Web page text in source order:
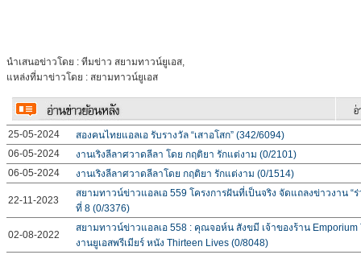
นำเสนอข่าวโดย : ทีมข่าว สยามทาวน์ยูเอส,
แหล่งที่มาข่าวโดย : สยามทาวน์ยูเอส
25-05-2024
สองคนไทยแอลเอ รับรางวัล “เสาอโสก” (342/6094)
06-05-2024
งานเริงลีลาศวาดลีลา โดย กฤติยา รักแต่งาม (0/2101)
06-05-2024
งานเริงลีลาศวาดลีลาโดย กฤติยา รักแต่งาม (0/1514)
22-11-2023
สยามทาวน์ข่าวแอลเอ 559 โครงการฝันที่เป็นจริง จัดแถลงข่าวงาน “
ที่ 8 (0/3376)
02-08-2022
สยามทาวน์ข่าวแอลเอ 558 : คุณจอห์น สังขมี เจ้าของร้าน Emporium
งานยูเอสพรีเมียร์ หนัง Thirteen Lives (0/8048)